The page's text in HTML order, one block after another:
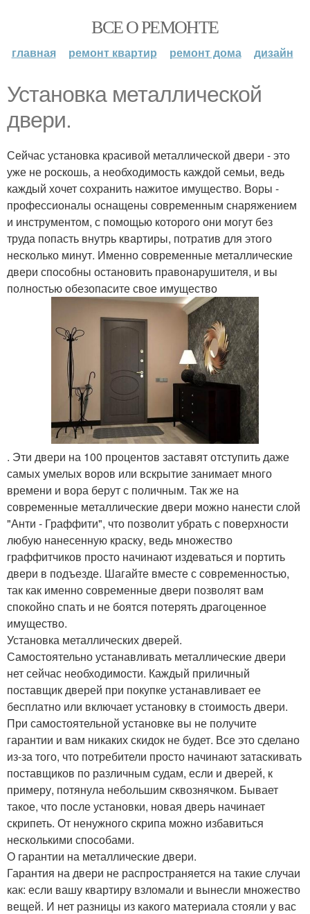
ВСЕ О РЕМОНТЕ
главная ремонт квартир ремонт дома дизайн
Установка металлической
двери.
Сейчас установка красивой металлической двери - это
уже не роскошь, а необходимость каждой семьи, ведь
каждый хочет сохранить нажитое имущество. Воры -
профессионалы оснащены современным снаряжением
и инструментом, с помощью которого они могут без
труда попасть внутрь квартиры, потратив для этого
несколько минут. Именно современные металлические
двери способны остановить правонарушителя, и вы
полностью обезопасите свое имущество
. Эти двери на 100 процентов заставят отступить даже
самых умелых воров или вскрытие занимает много
времени и вора берут с поличным. Так же на
современные металлические двери можно нанести слой
"Анти - Граффити", что позволит убрать с поверхности
любую нанесенную краску, ведь множество
граффитчиков просто начинают издеваться и портить
двери в подъезде. Шагайте вместе с современностью,
так как именно современные двери позволят вам
спокойно спать и не боятся потерять драгоценное
имущество.
Установка металлических дверей.
Самостоятельно устанавливать металлические двери
нет сейчас необходимости. Каждый приличный
поставщик дверей при покупке устанавливает ее
бесплатно или включает установку в стоимость двери.
При самостоятельной установке вы не получите
гарантии и вам никаких скидок не будет. Все это сделано
из-за того, что потребители просто начинают затаскивать
поставщиков по различным судам, если и дверей, к
примеру, потянула небольшим сквознячком. Бывает
такое, что после установки, новая дверь начинает
скрипеть. От ненужного скрипа можно избавиться
несколькими способами.
О гарантии на металлические двери.
Гарантия на двери не распространяется на такие случаи
как: если вашу квартиру взломали и вынесли множество
вещей. И нет разницы из какого материала стояли у вас